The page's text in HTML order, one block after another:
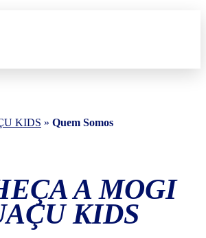
KIDS » Quem Somos
A MOGI
KIDS